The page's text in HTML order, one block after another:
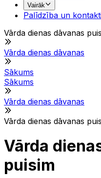
Vairāk
Palīdzība un
Vārda dienas dāvanas
Vārda dienas dāvanas
Sākums
Sākums
Vārda dienas dāvanas
Vārda dienas dāvanas
Vārda
puisim